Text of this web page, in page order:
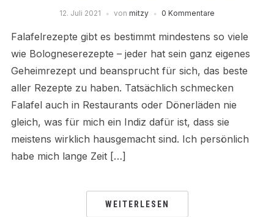
12. Juli 2021 von mitzy 0 Kommentare
Falafelrezepte gibt es bestimmt mindestens so viele
wie Bologneserezepte – jeder hat sein ganz eigenes
Geheimrezept und beansprucht für sich, das beste
aller Rezepte zu haben. Tatsächlich schmecken
Falafel auch in Restaurants oder Dönerläden nie
gleich, was für mich ein Indiz dafür ist, dass sie
meistens wirklich hausgemacht sind. Ich persönlich
habe mich lange Zeit […]
WEITERLESEN